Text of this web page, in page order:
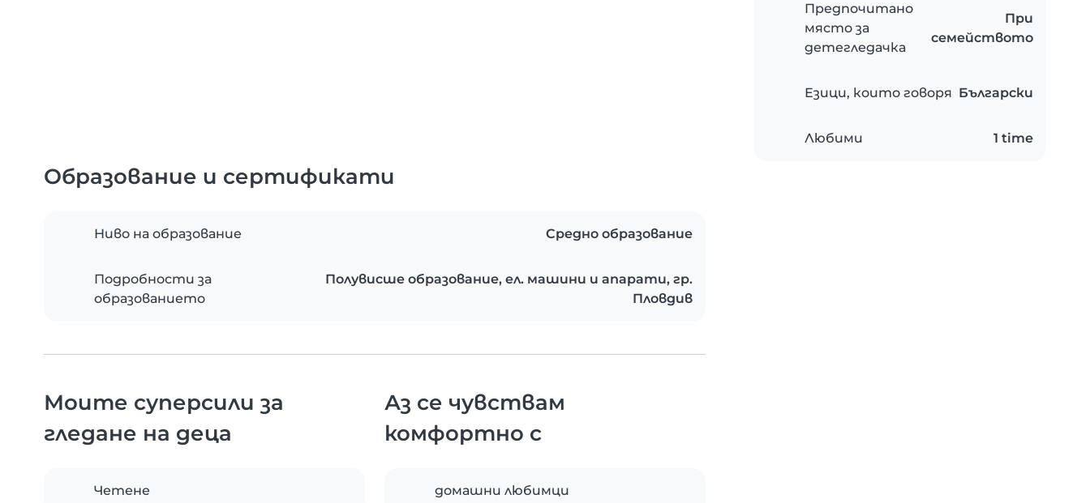
Предпочитано
място за
детегледачка
При
семейството
Езици, които говоря Български
Любими 1 time
Образование и сертификати
Ниво на образование Средно образование
Подробности за
образованието
Полувисше образование, ел. машини и апарати, гр.
Пловдив
Моите суперсили за
гледане на деца
Четене
Аз се чувствам
комфортно с
домашни любимци